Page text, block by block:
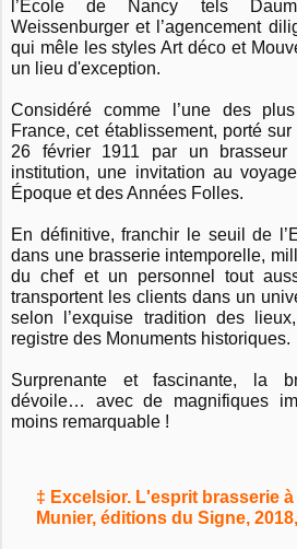
l’École de Nancy tels
Weissenburger et l’agencement
qui mêle les styles Art déco et
un lieu d'exception.
Considéré comme l’une des
France, cet établissement, porté
26 février 1911 par un
institution, une invitation au
Époque et des Années Folles.
En définitive, franchir le seuil de
dans une brasserie intemporelle,
du chef et un personnel tout
transportent les clients dans un
selon l’exquise tradition des
registre des Monuments historiques.
Surprenante et fascinante, la
dévoile… avec de magnifiques
moins remarquable !
‡ Excelsior. L'esprit brasserie
Munier, éditions du Signe,